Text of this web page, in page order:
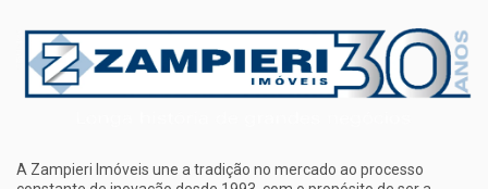
A Zampieri Imóveis une a tradição no mercado ao processo